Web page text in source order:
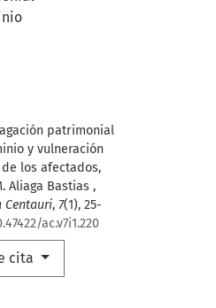
patrimonial
y vulneración
los afectados,
Aliaga Bastias ,
Centauri, 7(1), 25-
ac.v7i1.220
cita